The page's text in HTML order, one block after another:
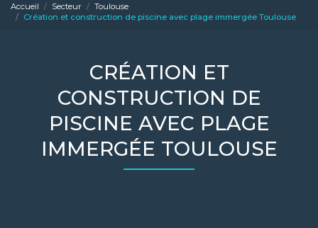
Accueil Secteur
Toulouse
Création et construction de piscine avec plage immergée Toulouse
CRÉATION ET
CONSTRUCTION DE
PISCINE AVEC PLAGE
IMMERGÉE TOULOUSE